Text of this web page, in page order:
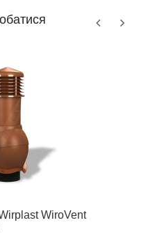
WiroVent